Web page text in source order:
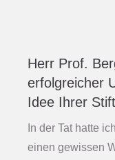
Herr Prof.
erfolgreicher
Idee Ihrer
In der Tat hatte
einen gewissen